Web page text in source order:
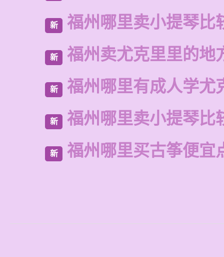
新 福州哪里卖小提琴比
新 福州卖尤克里里的地
新 福州哪里有成人学尤
新 福州哪里卖小提琴比
新 福州哪里买古筝便宜